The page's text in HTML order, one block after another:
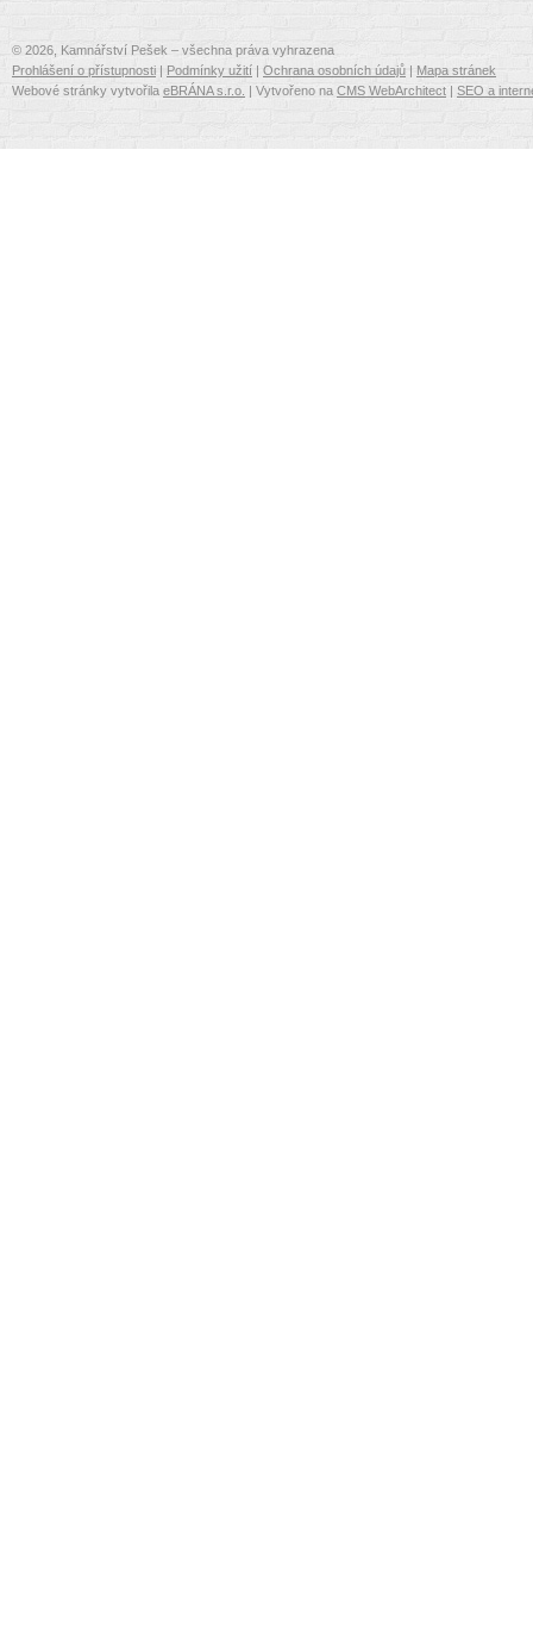
© 2026, Kamnářství Pešek – všechna práva vyhrazena
Prohlášení o přístupnosti | Podmínky užití | Ochrana osobních údajů | Mapa stránek
Webové stránky vytvořila eBRÁNA s.r.o. | Vytvořeno na CMS WebArchitect | SEO a